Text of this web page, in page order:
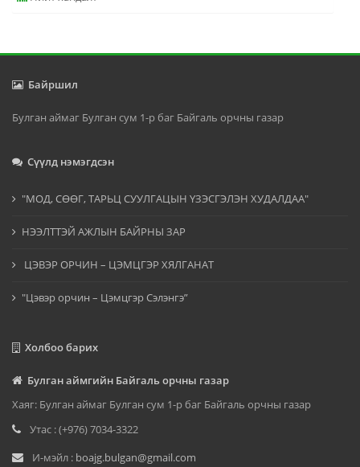
Байршил
Булган аймаг Булган сум 1-р баг Байгаль орчны газар
Сүүлд нэмэгдсэн
"МОД, СӨӨГ, ТАРЬЦ СУУЛГАЦЫН ҮЗЭСГЭЛЭН ХУДАЛДАА"
НЭЭЛТТЭЙ АЖЛЫН БАЙРНЫ ЗАР
ЦЭВЭР ОРЧИН – ЦЭМЦГЭР ХЯЛГАНАТ
"Цэвэр орчин – Цэмцгэр Сэлэнгэ”
Холбоо барих
Булган аймгийн Байгаль орчны газар
Хаяг: Булган аймаг Булган сум 1-р баг Байгаль орчны газар
Утас : (+976) 7034-3322
И-мэйл : boajg.bulgan@gmail.com